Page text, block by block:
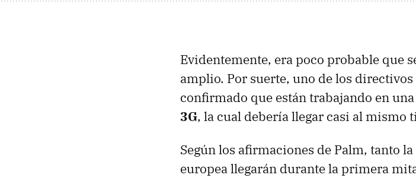
Evidentemente, era poco probable que
amplio. Por suerte, uno de los directivos
confirmado que están trabajando en una
3G, la cual debería llegar casi al mismo
Según los afirmaciones de Palm, tanto
europea llegarán durante la primera